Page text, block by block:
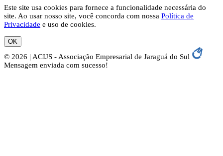
Este site usa cookies para fornece a funcionalidade necessária do
site. Ao usar nosso site, você concorda com nossa Política de
Privacidade e uso de cookies.
OK
© 2026 | ACIJS - Associação Empresarial de Jaraguá do Sul
Mensagem enviada com sucesso!